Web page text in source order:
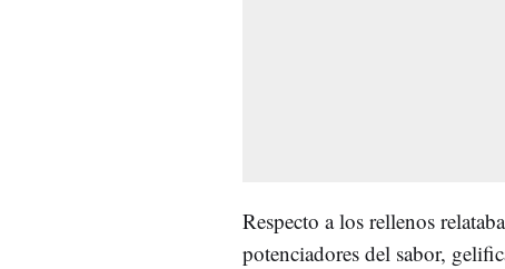
Respecto a los rellenos
potenciadores del sabor,